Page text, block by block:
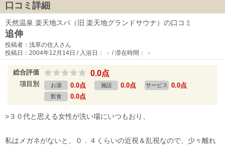
口コミ詳細
天然温泉 楽天地スパ（旧 楽天地グランドサウナ）の口コミ
追伸
投稿者：浅草の住人さん
投稿日：2004年12月14日 / 入浴日： - / 滞在時間： -
総合評価 0.0点
項目別 お湯 0.0点 施設 0.0点 サービス 0.0点
飲食 0.0点
>３０代と思える女性が洗い場にいつもおり、
私はメガネがないと、０．４くらいの近視＆乱視なので、少々離れ